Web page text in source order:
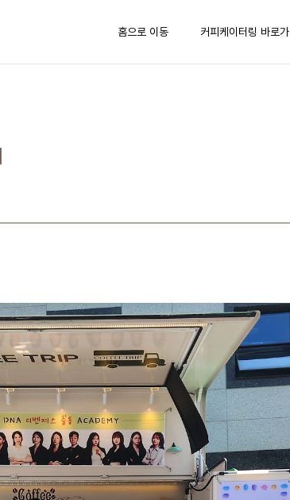
홈으로 이동
커피케이터링 바로가